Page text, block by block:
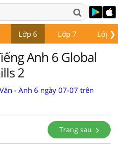
❯
Lớp 6 Lớp 7 Lớp 8
Anh 6 Global
2
- Anh 6 ngày 07-07 trên
Trang sau